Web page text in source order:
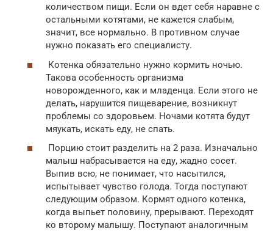
количеством пищи. Если он вдет себя наравне с
остальными котятами, не кажется слабым,
значит, все нормально. В противном случае
нужно показать его специалисту.
Котенка обязательно нужно кормить ночью.
Такова особенность организма
новорожденного, как и младенца. Если этого не
делать, нарушится пищеварение, возникнут
проблемы со здоровьем. Ночами котята будут
мяукать, искать еду, не спать.
Порцию стоит разделить на 2 раза. Изначально
малыш набрасывается на еду, жадно сосет.
Выпив всю, не понимает, что насытился,
испытывает чувство голода. Тогда поступают
следующим образом. Кормят одного котенка,
когда выпьет половину, прерывают. Переходят
ко второму малышу. Поступают аналогичным